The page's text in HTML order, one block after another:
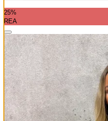
25%
REA